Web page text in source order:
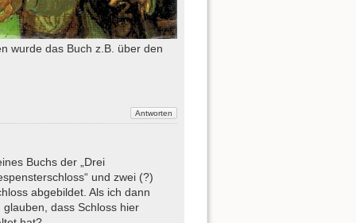
wurde das Buch z.B. über den
Buchs der „Drei
und zwei (?)
abgebildet. Als ich dann
dass Schloss hier